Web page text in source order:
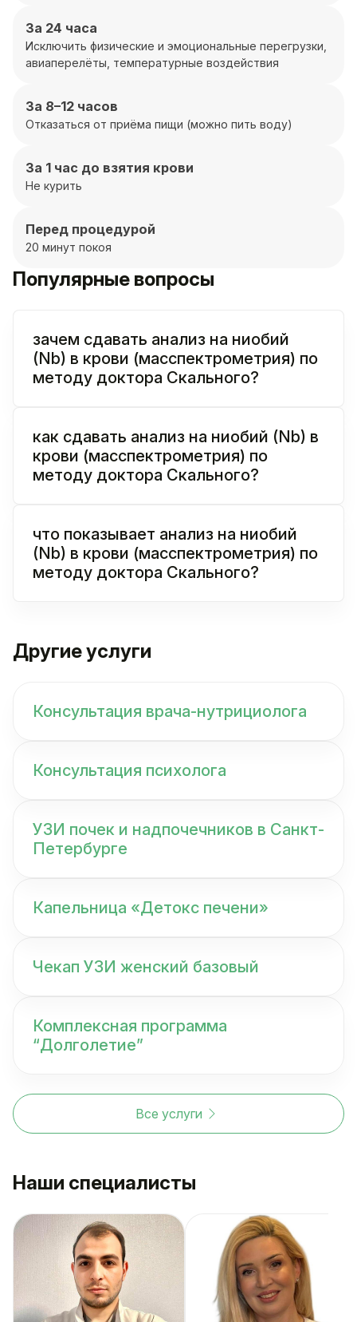
За 24 часа
Исключить физические и эмоциональные перегрузки,
авиаперелёты, температурные воздействия
За 8–12 часов
Отказаться от приёма пищи (можно пить воду)
За 1 час до взятия крови
Не курить
Перед процедурой
20 минут покоя
Популярные вопросы
зачем сдавать анализ на ниобий
(Nb) в крови (масспектрометрия) по
методу доктора Скального?
как сдавать анализ на ниобий (Nb) в
крови (масспектрометрия) по
методу доктора Скального?
что показывает анализ на ниобий
(Nb) в крови (масспектрометрия) по
методу доктора Скального?
Другие услуги
Консультация врача-нутрициолога
Консультация психолога
УЗИ почек и надпочечников в Санкт-
Петербурге
Капельница «Детокс печени»
Чекап УЗИ женский базовый
Комплексная программа
“Долголетие”
Все услуги
Наши специалисты